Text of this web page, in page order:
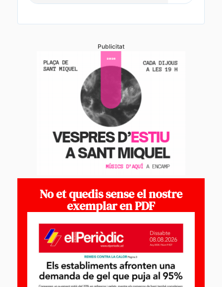
Publicitat
No et quedis sense el nostre
exemplar en PDF